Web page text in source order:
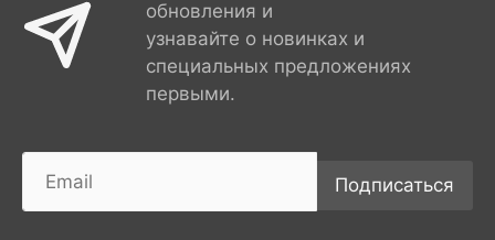
обновления и
узнавайте о новинках и
специальных предложениях
первыми.
Подписаться